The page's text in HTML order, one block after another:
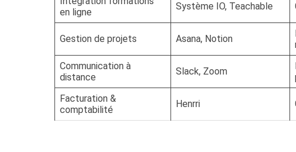
en ligne
Système IO, Teachable
Gestion de projets Asana, Notion
Communication à
distance
Slack, Zoom
Facturation &
comptabilité
Henrri